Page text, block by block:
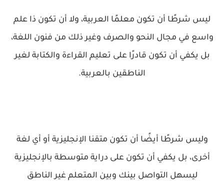
ليس شرطًا أن تكون معلمًا العربية، ولا أن تكون ذا علم
واسع في مجال النحو والصرف وغير ذلك من فنون اللغة،
بل يكفي أن تكون قادرًا على تعليم القراءة والكتابة لغير
الناطقين بالعربية.
وليس شرطًا أيضًا أن تكون متقنا الإنجليزية أو أي لغة
أخرى، بل يكفي أن تكون على دراية متوسطة بالإنجليزية
ليسهل التواصل بينك وبين المتعلم غير الناطق